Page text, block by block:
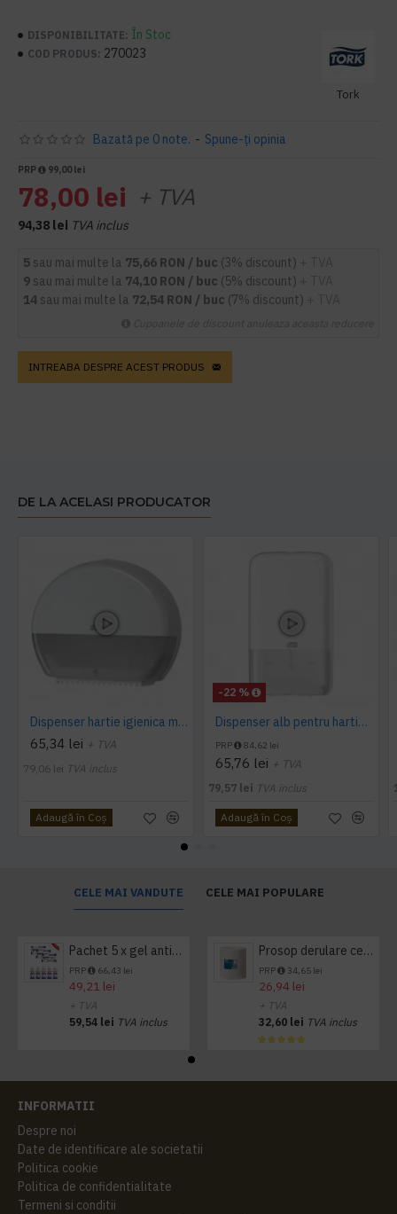
DISPONIBILITATE: În Stoc
COD PRODUS: 270023
Tork
Bazată pe 0 note. - Spune-ţi opinia
PRP 99,00 lei
78,00 lei + TVA
94,38 lei TVA inclus
5 sau mai multe la 75,66 RON / buc (3% discount)
9 sau mai multe la 74,10 RON / buc (5% discount)
14 sau mai multe la 72,54 RON / buc (7% discount)
INTREABA DESPRE ACEST PRODUS
DE LA ACELASI PRODUCATOR
Dispenser hartie igienica mini Jumbo Tork alb
65,34 lei + TVA
79,06 lei TVA inclus
Adaugă în Coş
-22 %
Dispenser alb pentru hartie igienica pliata, bulk, Tork
PRP 84,62 lei
65,76 lei + TVA
79,57 lei TVA inclus
Adaugă în Coş
CELE MAI VANDUTE CELE MAI POPULARE
Pachet 5 x gel antibacterian 50ml si 3 x Servetele antibacteriene 48 buc Hygienium
PRP 66,43 lei
49,21 lei
+ TVA
59,54 lei TVA inclus
Prosop derulare centrala 1 pliu, 300 m Tork
PRP 34,65 lei
26,94 lei
+ TVA
32,60 lei TVA inclus
INFORMATII
Despre noi
Date de identificare ale societatii
Politica cookie
Politica de confidentialitate
Termeni si conditii